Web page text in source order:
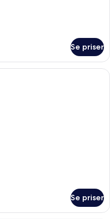
Se priser
Ett hotellrum med en stor säng, ett
Se priser